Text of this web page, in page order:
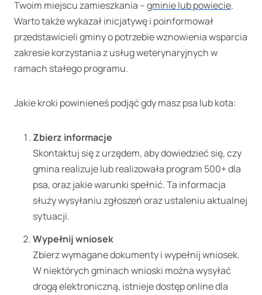
Twoim miejscu zamieszkania –gminie lub powiecie.
Warto także wykazał inicjatywę i poinformował
przedstawicieli gminy o potrzebie wznowienia wsparcia
zakresie korzystania z usług weterynaryjnych w
ramach stałego programu.
Jakie kroki powinieneś podjąć gdy masz psa lub kota:
Zbierz informacje
Skontaktuj się z urzędem, aby dowiedzieć się, czy
gmina realizuje lub realizowała program 500+ dla
psa, oraz jakie warunki spełnić. Ta informacja
służy wysyłaniu zgłoszeń oraz ustaleniu aktualnej
sytuacji.
Wypełnij wniosek
Zbierz wymagane dokumenty i wypełnij wniosek.
W niektórych gminach wnioski można wysyłać
drogą elektroniczną, istnieje dostęp online dla